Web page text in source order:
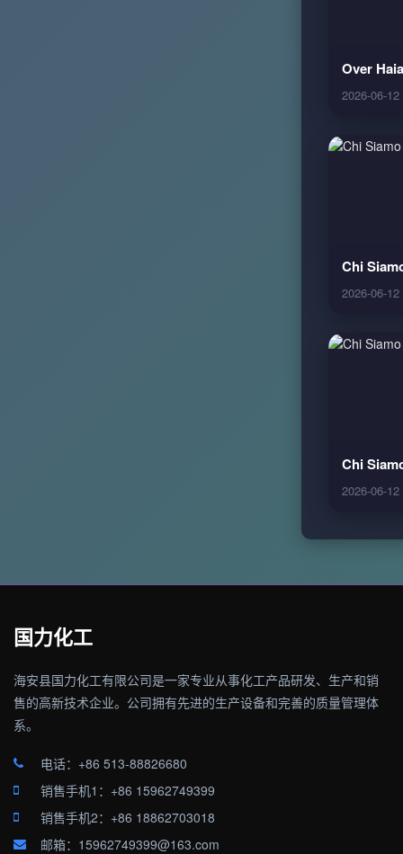
Over
2026-06-12
Chi
2026-06-12
Chi
2026-06-12
国力化工
海安县国力化工有限公司是一家专业从事化工产品研发、生产和销
售的高新技术企业。公司拥有先进的生产设备和完善的质量管理体
系。
电话：+86 513-88826680
销售手机1：+86 15962749399
销售手机2：+86 18862703018
邮箱：15962749399@163.com